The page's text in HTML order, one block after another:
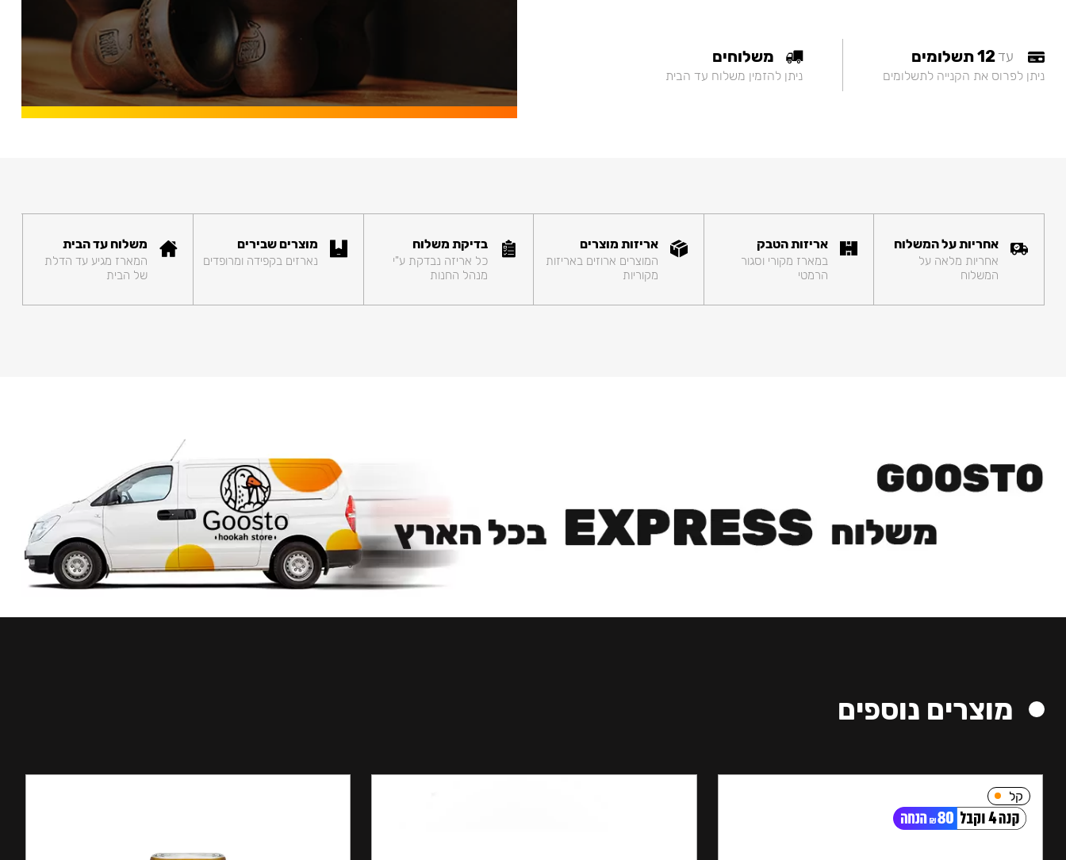
עד12 תשלומים
ניתן לפרוס את הקנייה לתשלומים
משלוחים
ניתן להזמין משלוח עד הבית
אחריות על המשלוח
אחריות מלאה על
המשלוח
אריזות הטבק
במארז מקורי וסגור
הרמטי
אריזות מוצרים
המוצרים ארוזים באריזות
מקוריות
בדיקת משלוח
כל אריזה נבדקת ע"י
מנהל החנות
מוצרים שבירים
נארזים בקפידה ומרופדים
משלוח עד הבית
המארז מגיע עד הדלת
של הבית
מוצרים נוספים
קל